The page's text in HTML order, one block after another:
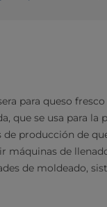
para queso
que se usa para la
de producción de
máquinas de
de moldeado,